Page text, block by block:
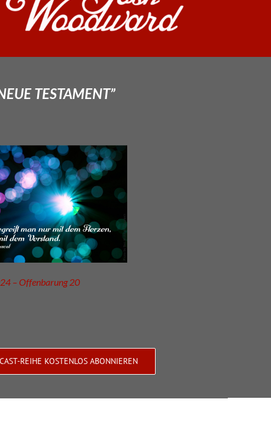
TESTAMENT”
– Offenbarung 20
REIHE KOSTENLOS ABONNIEREN